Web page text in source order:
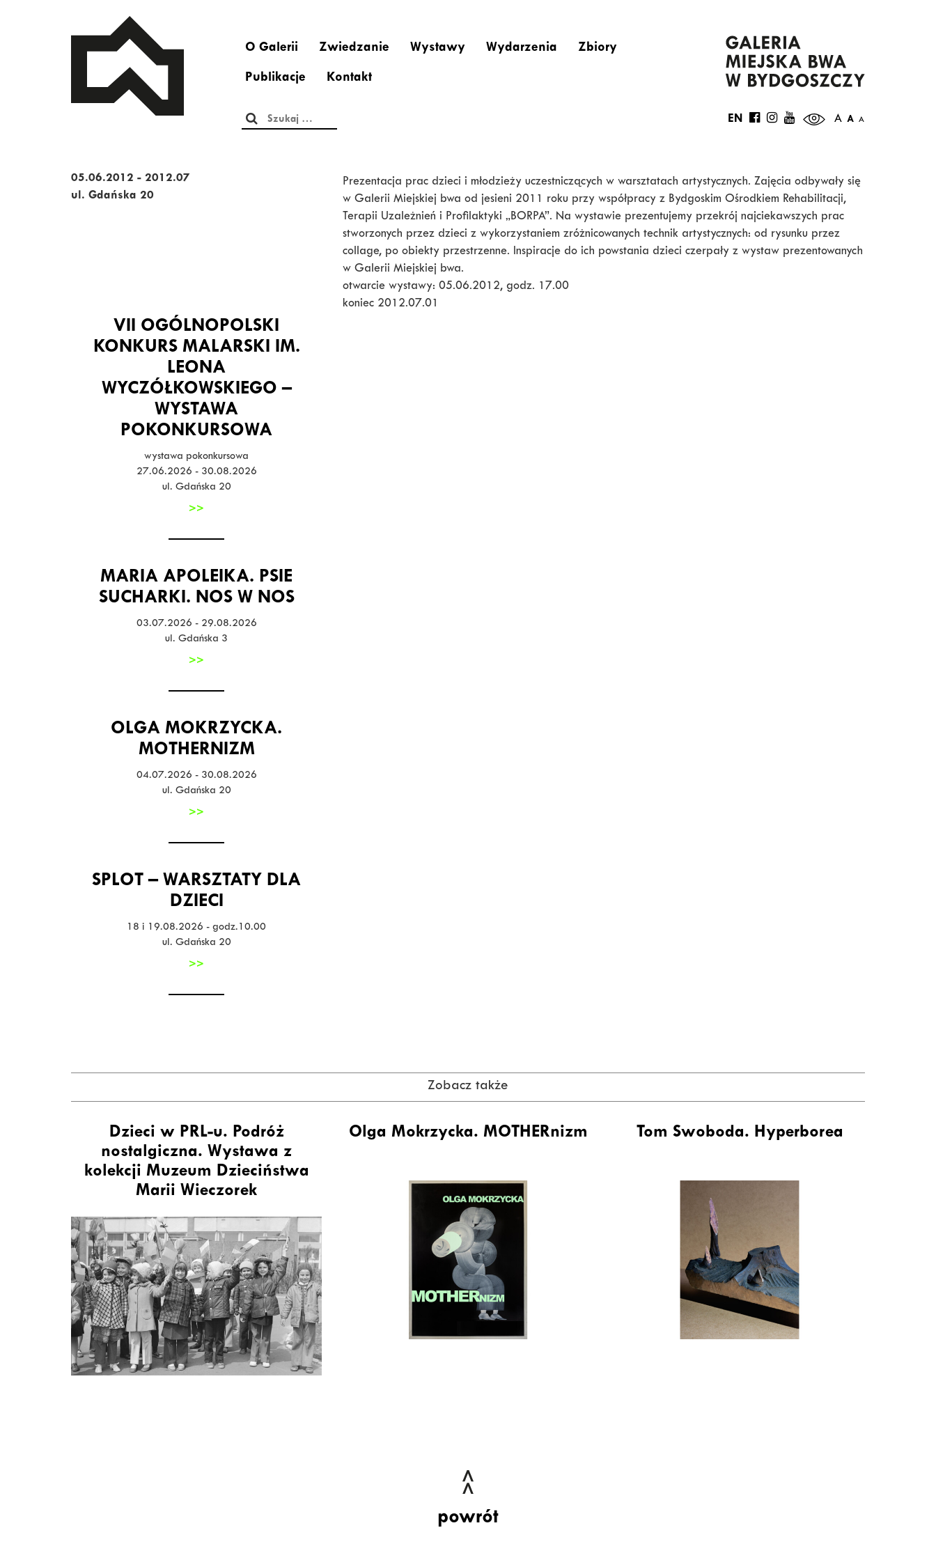
O Galerii Zwiedzanie Wystawy Wydarzenia Zbiory
Publikacje Kontakt
Szukaj: A A A
EN
05.06.2012 - 2012.07
ul. Gdańska 20
VII OGÓLNOPOLSKI
KONKURS MALARSKI IM.
LEONA
WYCZÓŁKOWSKIEGO –
WYSTAWA
POKONKURSOWA
wystawa pokonkursowa
27.06.2026 - 30.08.2026
ul. Gdańska 20
>>
MARIA APOLEIKA. PSIE
SUCHARKI. NOS W NOS
03.07.2026 - 29.08.2026
ul. Gdańska 3
>>
OLGA MOKRZYCKA.
MOTHERNIZM
04.07.2026 - 30.08.2026
ul. Gdańska 20
>>
SPLOT – WARSZTATY DLA
DZIECI
18 i 19.08.2026 - godz.10.00
ul. Gdańska 20
>>
Prezentacja prac dzieci i młodzieży uczestniczących w warsztatach artystycznych. Zajęcia odbywały się
w Galerii Miejskiej bwa od jesieni 2011 roku przy współpracy z Bydgoskim Ośrodkiem Rehabilitacji,
Terapii Uzależnień i Profilaktyki „BORPA”. Na wystawie prezentujemy przekrój najciekawszych prac
stworzonych przez dzieci z wykorzystaniem zróżnicowanych technik artystycznych: od rysunku przez
collage, po obiekty przestrzenne. Inspiracje do ich powstania dzieci czerpały z wystaw prezentowanych
w Galerii Miejskiej bwa.
otwarcie wystawy: 05.06.2012, godz. 17.00
koniec 2012.07.01
Zobacz także
Dzieci w PRL-u. Podróż
nostalgiczna. Wystawa z
kolekcji Muzeum Dzieciństwa
Marii Wieczorek
Olga Mokrzycka. MOTHERnizm Tom Swoboda. Hyperborea
powrót